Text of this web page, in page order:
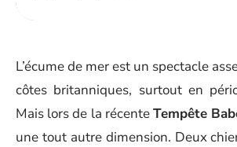
L’écume de mer est un spectacle
côtes britanniques, surtout en
Mais lors de la récenteTempête
une tout autre dimension. Deux